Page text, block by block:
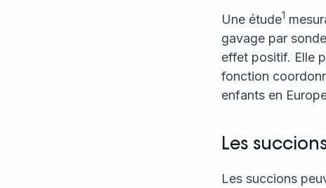
Une étude1
gavage par
effet positif. Elle
fonction
enfants en
Les
Les succions